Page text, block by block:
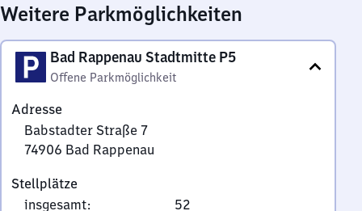
Weitere Parkmöglichkeiten
Bad Rappenau Stadtmitte P5
Offene Parkmöglichkeit
Adresse
Babstadter Straße 7
74906 Bad Rappenau
Straße
7,
Stellplätze
insgesamt: 52